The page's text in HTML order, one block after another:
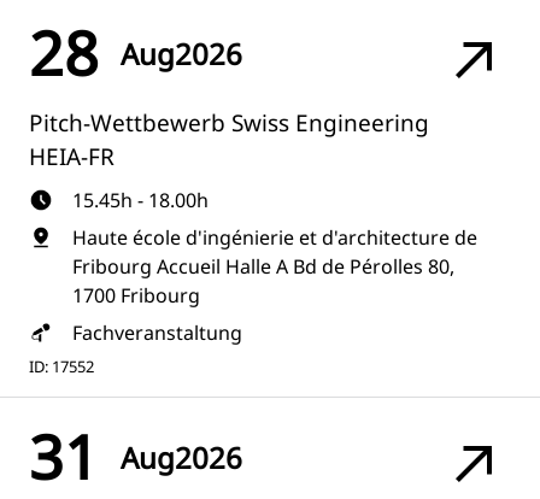
28 Aug2026
Pitch-Wettbewerb Swiss Engineering
HEIA-FR
15.45h - 18.00h
Haute école d'ingénierie et d'architecture de
Fribourg Accueil Halle A Bd de Pérolles 80,
1700 Fribourg
Fachveranstaltung
ID: 17552
31 Aug2026